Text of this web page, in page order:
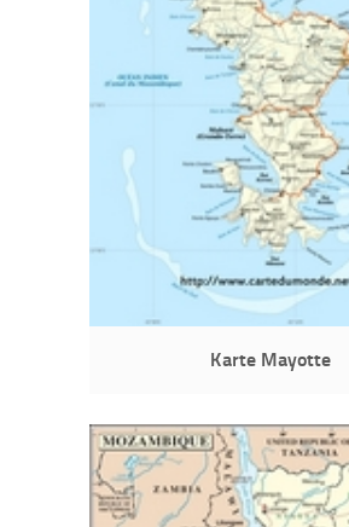
Karte Mayotte